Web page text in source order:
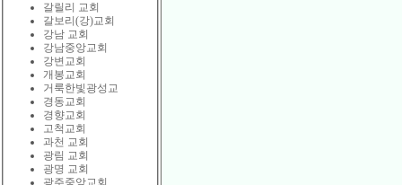
갈릴리 교회
갈보리(강)교회
강남 교회
강남중앙교회
강변교회
개봉교회
거룩한빛광성교
경동교회
경향교회
고척교회
과천 교회
광림 교회
광명 교회
광주중앙교회